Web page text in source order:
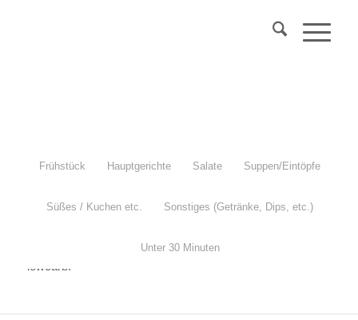
Frühstück Hauptgerichte Salate Suppen/Eintöpfe
Süßes / Kuchen etc. Sonstiges (Getränke, Dips, etc.)
Unter 30 Minuten
mit Rosenkohl, Rotwein, Oliven und Kräutern. Vegan und
lowcarb.